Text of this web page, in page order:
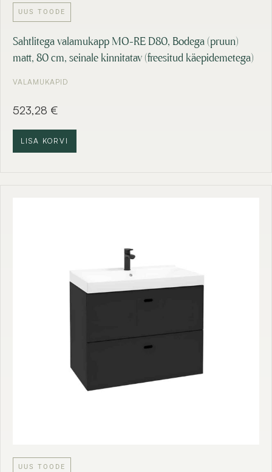
UUS TOODE
Sahtlitega valamukapp MO-RE D80, Bodega (pruun)
matt, 80 cm, seinale kinnitatav (freesitud käepidemetega)
VALAMUKAPID
523,28 €
LISA KORVI
UUS TOODE